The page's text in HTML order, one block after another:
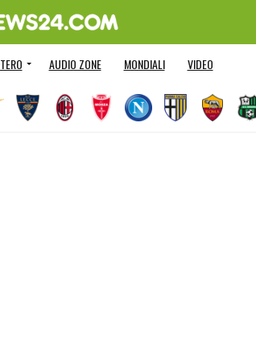
AUDIO ZONE MONDIALI VIDEO